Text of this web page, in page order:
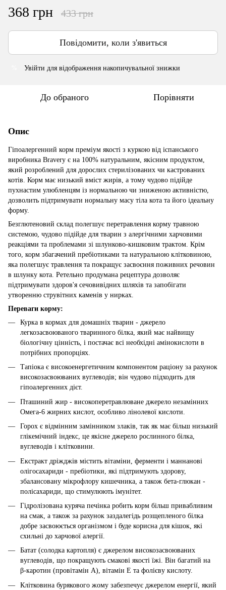
368 грн 433 грн
Повідомити, коли з'явиться
Увійти для відображення накопичувальної знижки
До обраного Порівняти
Опис
Гіпоалергенний корм преміум якості з куркою від іспанського
виробника Bravery є на 100% натуральним, якісним продуктом,
який розроблений для дорослих стерилізованих чи кастрованих
котів. Корм має низький вміст жирів, а тому чудово підійде
пухнастим улюбленцям із нормальною чи зниженою активністю,
дозволить підтримувати нормальну масу тіла кота та його ідеальну
форму.
Безглютеновий склад полегшує перетравлення корму травною
системою, чудово підійде для тварин з алергічними харчовими
реакціями та проблемами зі шлунково-кишковим трактом. Крім
того, корм збагачений пребіотиками та натуральною клітковиною,
яка полегшує травлення та покращує засвоєння поживних речовин
в шлунку кота. Ретельно продумана рецептура дозволяє
підтримувати здоров'я сечовивідних шляхів та запобігати
утворенню струвітних каменів у нирках.
Переваги корму:
Курка в кормах для домашніх тварин - джерело
легкозасвоюваного тваринного білка, який має найвищу
біологічну цінність, і постачає всі необхідні амінокислоти в
потрібних пропорціях.
Тапіока є високоенергетичним компонентом раціону за рахунок
високозасвоюваних вуглеводів; він чудово підходить для
гіпоалергенних дієт.
Пташиний жир - високоперетравлюване джерело незамінних
Омега-6 жирних кислот, особливо лінолевої кислоти.
Горох є відмінним замінником злаків, так як має більш низький
глікемічний індекс, це якісне джерело рослинного білка,
вуглеводів і клітковини.
Екстракт дріжджів містить вітаміни, ферменти і маннанові
олігосахариди - пребіотики, які підтримують здорову,
збалансовану мікрофлору кишечника, а також бета-глюкан -
полісахариди, що стимулюють імунітет.
Гідролізована куряча печінка робить корм більш привабливим
на смак, а також за рахунок заздалегідь розщепленого білка
добре засвоюється організмом і буде корисна для кішок, які
схильні до харчової алергії.
Батат (солодка картопля) є джерелом високозасвоюваних
вуглеводів, що покращують смакові якості їжі. Він багатий на
β-каротин (провітамін А), вітамін Е та фолієву кислоту.
Клітковина бурякового жому забезпечує джерелом енергії, який